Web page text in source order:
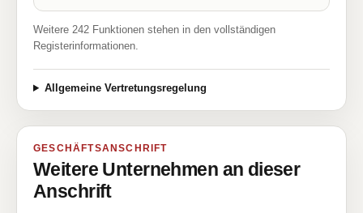
Weitere 242 Funktionen stehen in den vollständigen
Registerinformationen.
Allgemeine Vertretungsregelung
GESCHÄFTSANSCHRIFT
Weitere Unternehmen an dieser
Anschrift